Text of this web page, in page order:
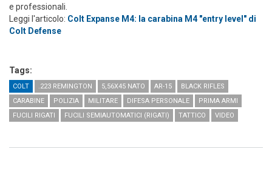
e professionali.
Leggi l'articolo: Colt Expanse M4: la carabina M4 "entry level" di
Colt Defense
Tags:
COLT .223 REMINGTON 5,56X45 NATO AR-15
BLACK RIFLES
CARABINE
POLIZIA MILITARE DIFESA PERSONALE
PRIMA ARMI
FUCILI RIGATI
FUCILI SEMIAUTOMATICI (RIGATI) TATTICO VIDEO